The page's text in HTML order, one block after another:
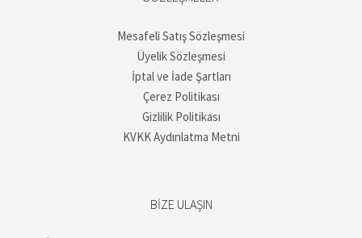
Mesafeli Satış Sözleşmesi
Üyelik Sözleşmesi
İptal ve İade Şartları
Çerez Politikası
Gizlilik Politikası
KVKK Aydınlatma Metni
BIZE ULAŞIN